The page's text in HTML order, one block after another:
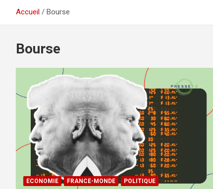
Accueil Bourse
Bourse
ECONOMIE FRANCE-MONDE POLITIQUE